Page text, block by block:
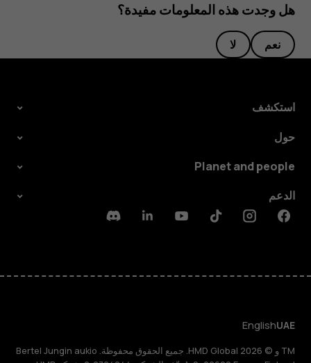
هل وجدت هذه المعلومات مفيدة؟
نعم لا
استكشف
حول
Planet and people
الدعم
Facebook
Instagram
Tiktok
Youtube
Linkedin
Discord
UAE
English
TM و © 2026 HMD Global. جميع الحقوق محفوظة. Bertel Jungin aukio